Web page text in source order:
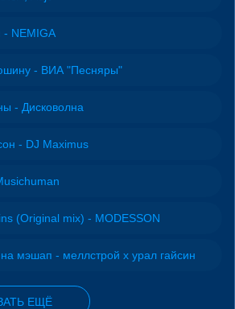
- NEMIGA
- ВИА "Песняры"
- Дисковолна
- DJ Maximus
(Original mix) - MODESSON
мэшап - меллстрой х урал гайсин
ЕЩЁ